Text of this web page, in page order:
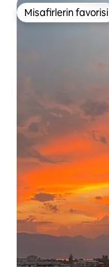
Misafirlerin favorisi
Misafirlerin favorisi